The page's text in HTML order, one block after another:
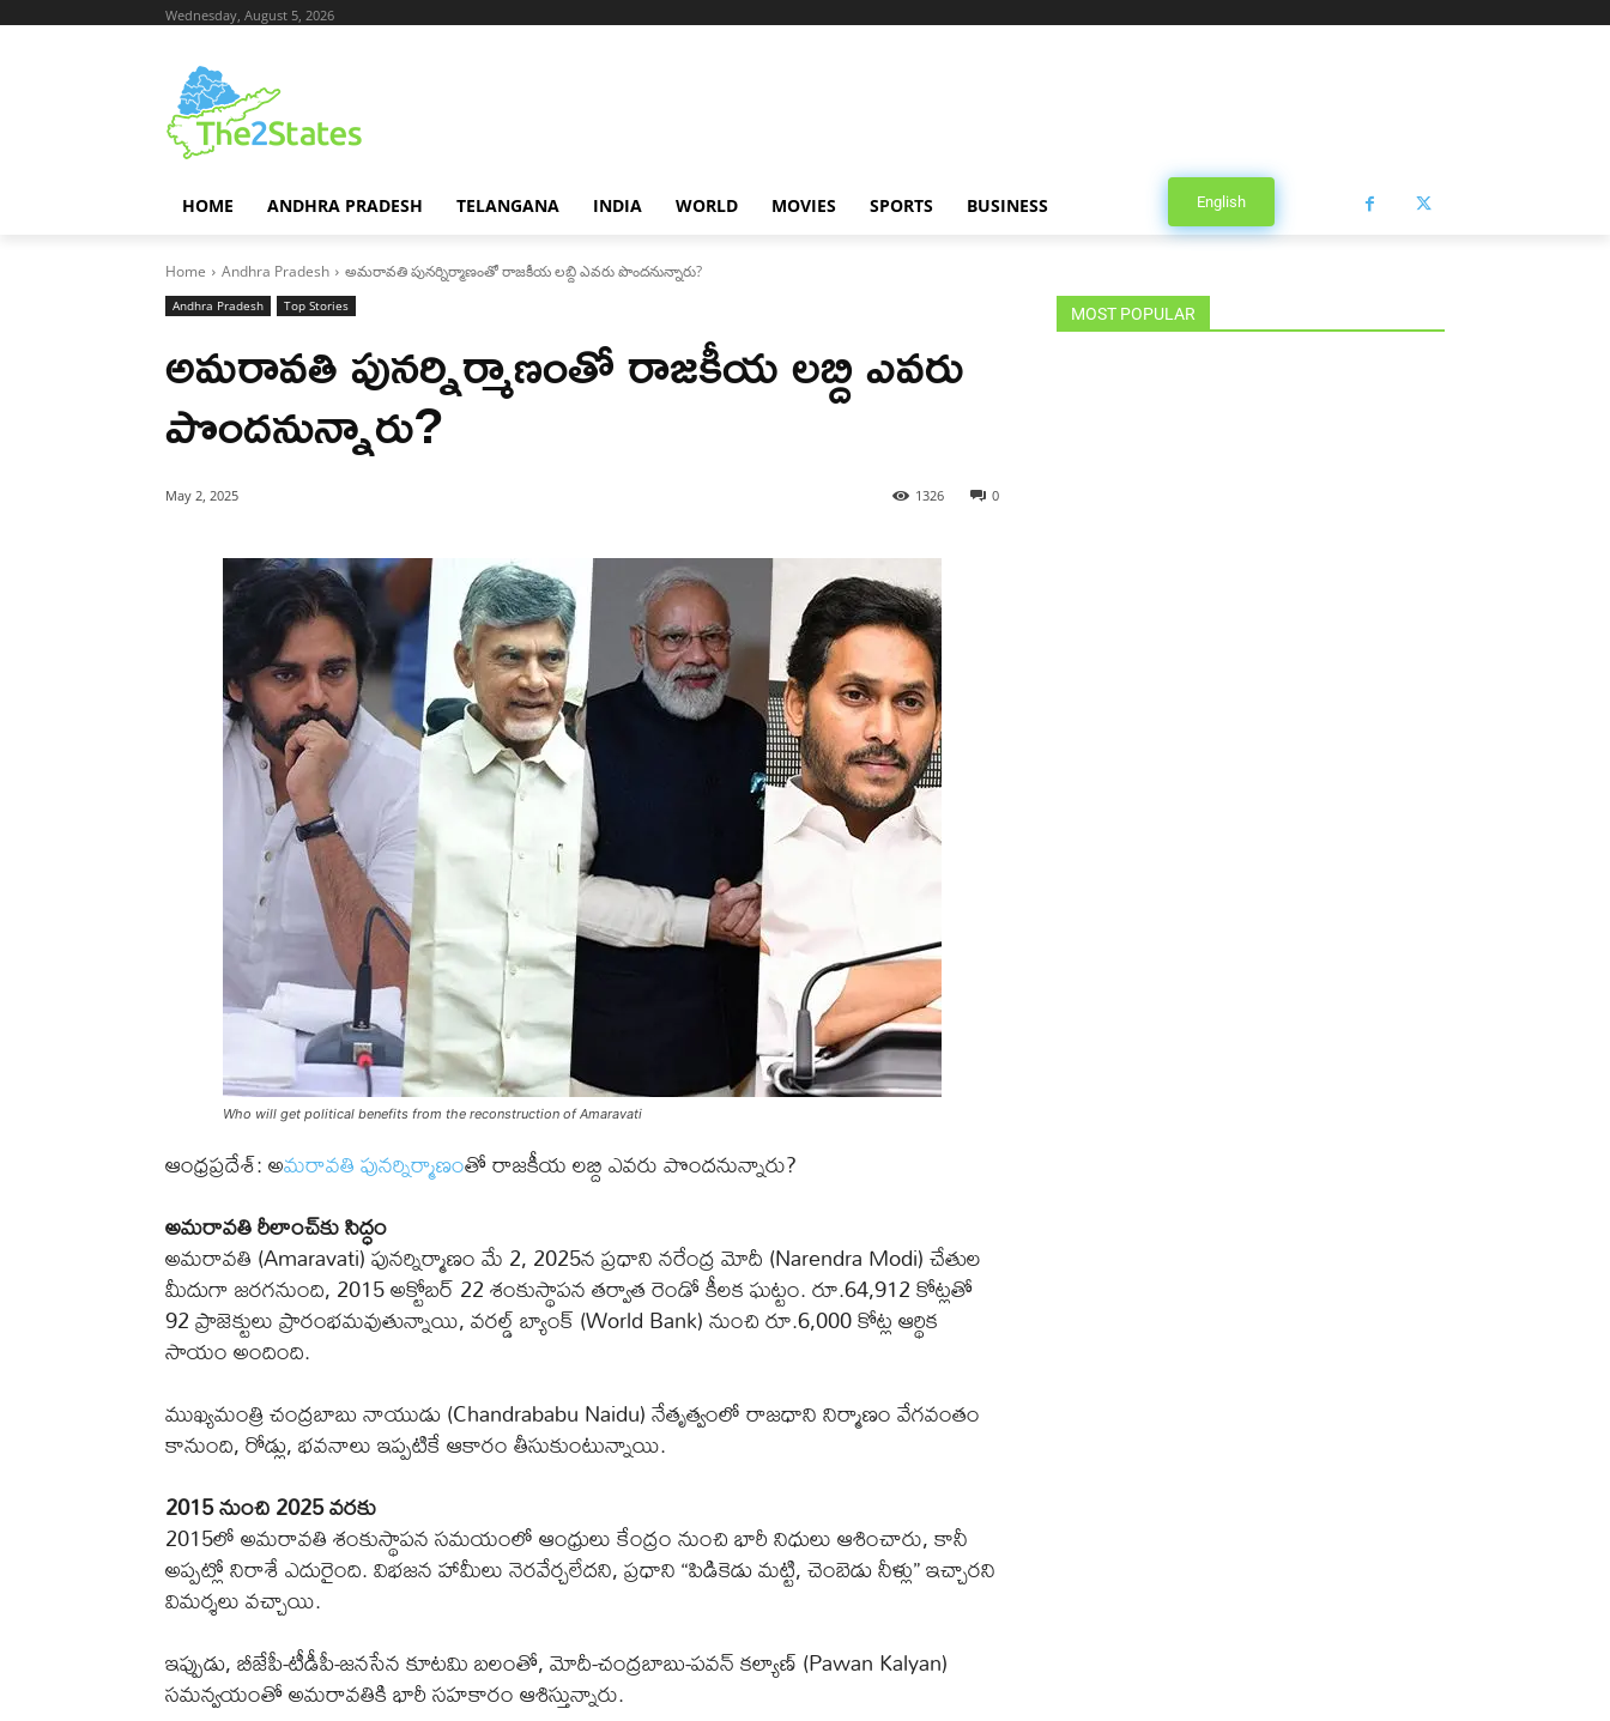
Wednesday, August 5, 2026
HOME ANDHRA PRADESH TELANGANA INDIA WORLD MOVIES SPORTS BUSINESS English
Home Andhra Pradesh అమరావతి పునర్నిర్మాణంతో రాజకీయ లబ్ది ఎవరు పొందనున్నారు?
Andhra Pradesh Top Stories
అమరావతి పునర్నిర్మాణంతో రాజకీయ లబ్ది ఎవరు
పొందనున్నారు?
May 2, 2025 0
1326
Who will get political benefits from the reconstruction of Amaravati
ఆంధ్రప్రదేశ్: అమరావతి పునర్నిర్మాణంతో రాజకీయ లబ్ది ఎవరు పొందనున్నారు?
అమరావతి రీలాంచ్‌కు సిద్ధం
అమరావతి (Amaravati) పునర్నిర్మాణం మే 2, 2025న ప్రధాని నరేంద్ర మోదీ (Narendra Modi) చేతుల
మీదుగా జరగనుంది, 2015 అక్టోబర్ 22 శంకుస్థాపన తర్వాత రెండో కీలక ఘట్టం. రూ.64,912 కోట్లతో
92 ప్రాజెక్టులు ప్రారంభమవుతున్నాయి, వరల్డ్ బ్యాంక్ (World Bank) నుంచి రూ.6,000 కోట్ల ఆర్థిక
సాయం అందింది.
ముఖ్యమంత్రి చంద్రబాబు నాయుడు (Chandrababu Naidu) నేతృత్వంలో రాజధాని నిర్మాణం వేగవంతం
కానుంది, రోడ్లు, భవనాలు ఇప్పటికే ఆకారం తీసుకుంటున్నాయి.
2015 నుంచి 2025 వరకు
2015లో అమరావతి శంకుస్థాపన సమయంలో ఆంధ్రులు కేంద్రం నుంచి భారీ నిధులు ఆశించారు, కానీ
అప్పట్లో నిరాశే ఎదురైంది. విభజన హామీలు నెరవేర్చలేదని, ప్రధాని “పిడికెడు మట్టి, చెంబెడు నీళ్లు” ఇచ్చారని
విమర్శలు వచ్చాయి.
ఇప్పుడు, బీజేపీ-టీడీపీ-జనసేన కూటమి బలంతో, మోదీ-చంద్రబాబు-పవన్ కల్యాణ్ (Pawan Kalyan)
సమన్వయంతో అమరావతికి భారీ సహకారం ఆశిస్తున్నారు.
MOST POPULAR